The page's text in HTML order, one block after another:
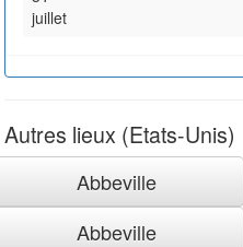
juillet
Autres lieux (Etats-Unis)
Abbeville
Abbeville